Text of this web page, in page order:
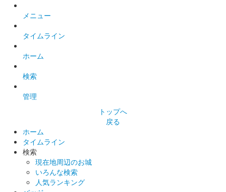
国吉城を彩るシャガ版。
佐柿国吉城 城御朱印
販売終了
佐柿国吉城 御城朱印
2024年4月2日からリニューアル。
国吉城 御城印
配布終了
1000枚限定
メニュー
タイムライン
ホーム
検索
管理
トップへ
戻る
ホーム
タイムライン
検索
現在地周辺のお城
いろんな検索
人気ランキング